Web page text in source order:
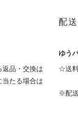
返品・交換は
たる場合は
配
ゆう
☆送
※配